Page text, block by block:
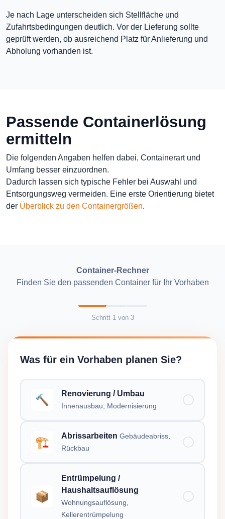
Je nach Lage unterscheiden sich Stellfläche und
Zufahrtsbedingungen deutlich. Vor der Lieferung sollte
geprüft werden, ob ausreichend Platz für Anlieferung und
Abholung vorhanden ist.
Passende Containerlösung
ermitteln
Die folgenden Angaben helfen dabei, Containerart und
Umfang besser einzuordnen.
Dadurch lassen sich typische Fehler bei Auswahl und
Entsorgungsweg vermeiden. Eine erste Orientierung bietet
der Überblick zu den Containergrößen.
Container-Rechner
Finden Sie den passenden Container für Ihr Vorhaben
Schritt 1von 3
Was für ein Vorhaben planen Sie?
🔨 Renovierung / Umbau
Innenausbau, Modernisierung
🏗️ Abrissarbeiten Gebäudeabriss,
Rückbau
📦
Entrümpelung /
Haushaltsauflösung
Wohnungsauflösung,
Kellerentrümpelung